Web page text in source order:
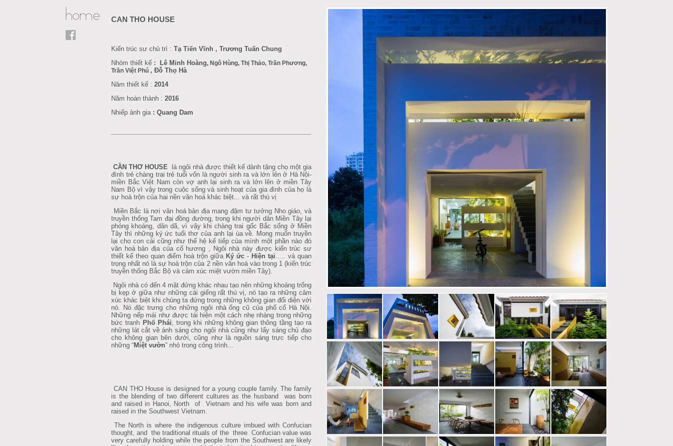
CAN THO HOUSE
Kiến trúc sư chủ trì : Tạ Tiến Vĩnh , Trương Tuấn Chung
Nhóm thiết kế : Lê Minh Hoàng, Ngô Hùng, Thị Thảo, Trần Phương,
Trần Việt Phú , Đỗ Thọ Hà
Năm thiết kế : 2014
Năm hoàn thành : 2016
Nhiếp ảnh gia: Quang Dam
CẦN THƠ HOUSE là ngôi nhà được thiết kế dành tặng chọ một gia
đình trẻ chàng trai trẻ tuổi vốn là người sinh ra và lớn lên ở Hà Nội-
miền Bắc Việt Nam còn vợ anh lại sinh ra và lớn lên ở miền Tây
Nam Bộ vì vậy trong cuộc sống và sinh hoạt của gia đình của họ là
sự hoà trộn của hai nền văn hoá khác biệt... và rất thú vị
Miền Bắc là nơi văn hoá bản địa mang đậm tư tưởng Nho giáo, và
truyền thống Tam đại đồng đường, trong khi người dân Miền Tây lại
phóng khoáng, dân dã, vì vậy khi chàng trai gốc Bắc sống ở Miền
Tây thì những ký ức tuổi thơ của anh lại ùa về. Mong muốn truyền
lại cho con cái cũng như thế hệ kế tiếp của mình một phần nào đó
văn hoá bản địa của cố hương , Ngôi nhà này được kiến trúc sư
thiết kế theo quan điểm hoà trộn giữa Ký ức - Hiện tại ..... và quan
trọng nhất nó là sự hoà trộn của 2 nền văn hoá vào trong 1 (kiến trúc
truyền thống Bắc Bộ và cảm xúc miệt vườn miền Tây).
Ngôi nhà có đến 4 mặt đứng khác nhau tạo nên những khoảng trống
bị kẹp ở giữa như những cái giếng rất thú vị, nó tạo ra những cảm
xúc khác biệt khi chúng ta đứng trong những không gian đối diện với
nó. Nó đặc trưng cho những ngôi nhà ống cũ của phố cổ Hà Nội.
Những nếp mái như được tái hiện một cách nhẹ nhàng trong những
bức tranh Phố Phái , trong khi những không gian thông tầng tạo ra
những lát cắt về ánh sáng cho ngôi nhà cũng như lấy sáng chủ đạo
cho không gian bên dưới, cũng như là nguồn sáng trực tiếp cho
những “Miệt vườn” nhỏ trong công trình...
CAN THO House is designed for a young couple family. The family
is the blending of two different cultures as the husband was born
and raised in Hanoi, North of Vietnam and his wife was born and
raised in the Southwest Vietnam.
The North is where the indigenous culture imbued with Confucian
thought, and the traditional rituals of the three Confucian value was
very carefully holding while the people from the Southwest are likely